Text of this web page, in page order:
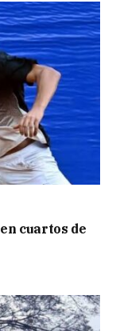
cuartos de